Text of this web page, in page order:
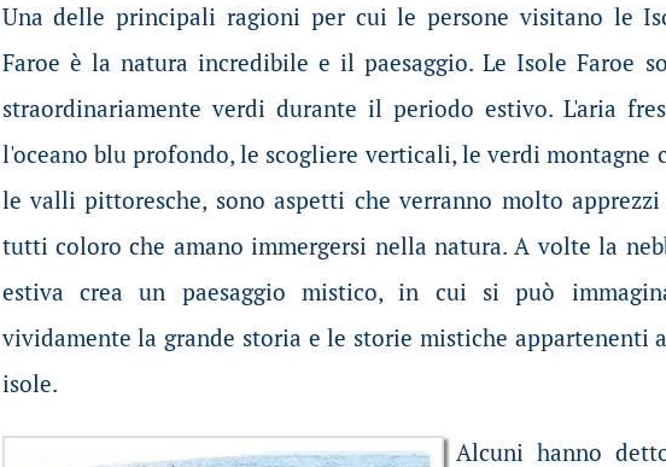
Una delle principali ragioni per cui le persone visitano le
Faroe è la natura incredibile e il paesaggio. Le Isole Faroe
straordinariamente verdi durante il periodo estivo. L'aria
l'oceano blu profondo, le scogliere verticali, le verdi montagne
le valli pittoresche, sono aspetti che verranno molto apprezzi
tutti coloro che amano immergersi nella natura. A volte la
estiva crea un paesaggio mistico, in cui si può
vividamente la grande storia e le storie mistiche appartenenti
isole.
Alcuni hanno